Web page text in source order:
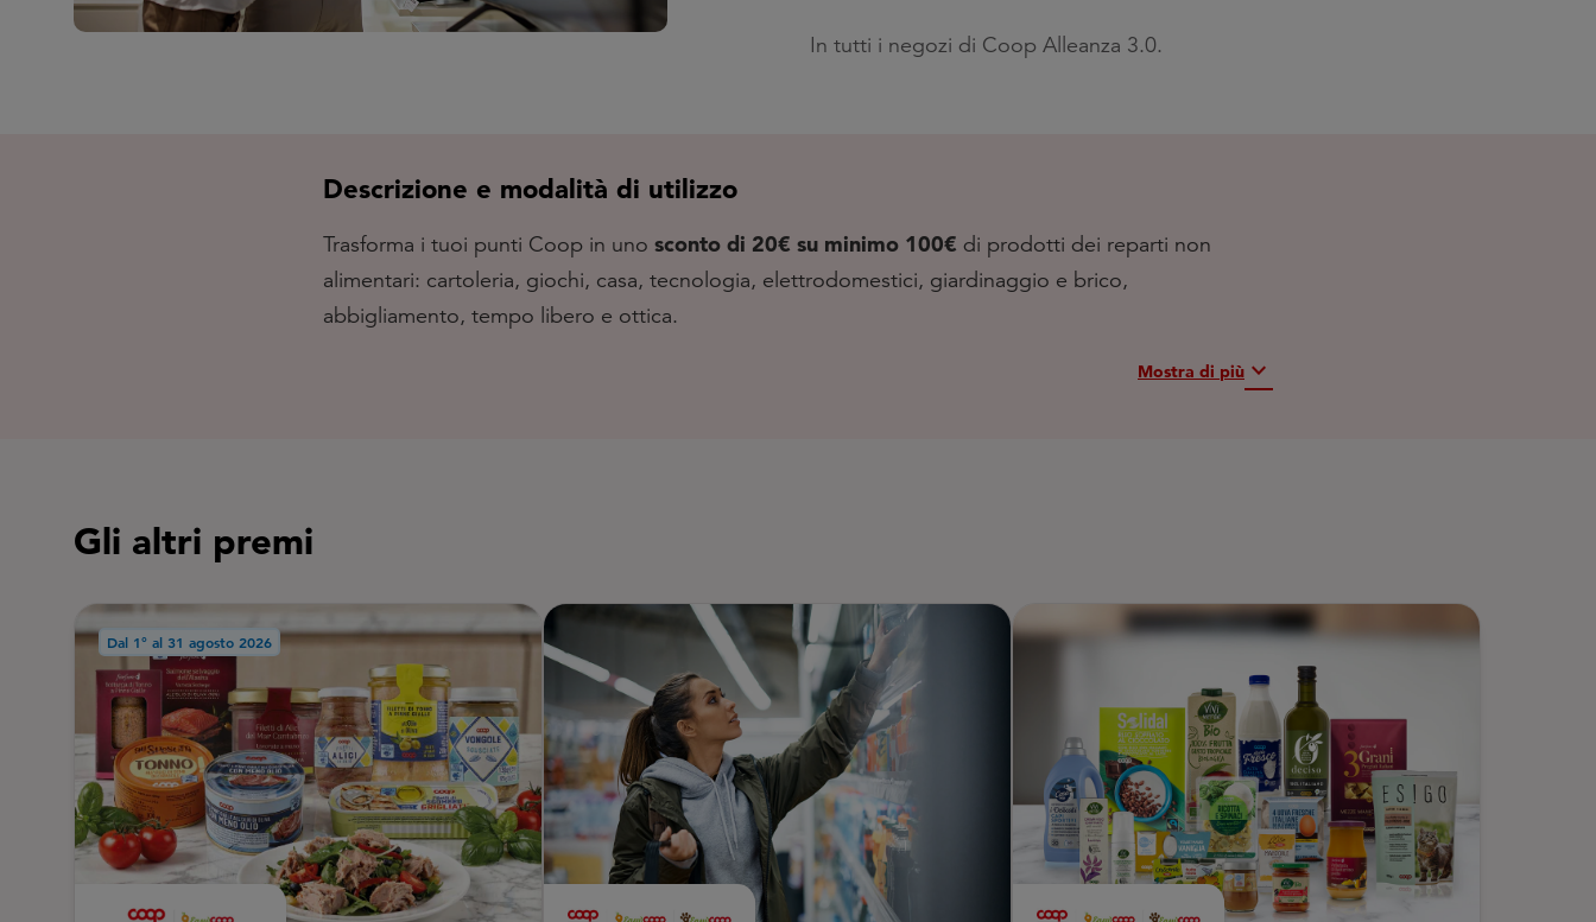
In tutti i negozi di Coop Alleanza 3.0.
Descrizione e modalità di utilizzo
Trasforma i tuoi punti Coop in uno sconto di 20€ su minimo 100€ di prodotti dei reparti non
alimentari: cartoleria, giochi, casa, tecnologia, elettrodomestici, giardinaggio e brico,
abbigliamento, tempo libero e ottica.
Mostra di più Expand_More
Gli altri premi
Dal 1° al 31 agosto 2026